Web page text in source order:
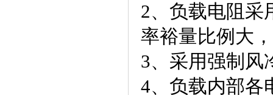
2、负载电阻采
率裕量比例大
3、采用强制风
4、负载内部各